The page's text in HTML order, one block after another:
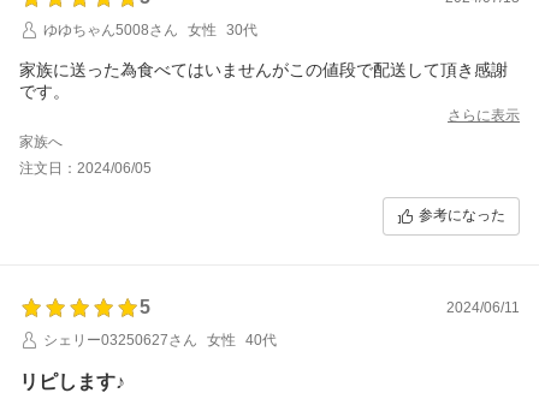
ゆゆちゃん5008さん
女性 30代
家族に送った為食べてはいませんがこの値段で配送して頂き感謝
です。
さらに表示
家族へ
注文日：2024/06/05
参考になった
5
2024/06/11
シェリー03250627さん
女性 40代
リピします♪